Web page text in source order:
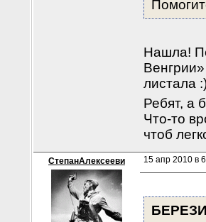
Нашла!
листала
Ребят, а
Что-то
чтоб
СтепанАлексееви 15 апр 2010 в